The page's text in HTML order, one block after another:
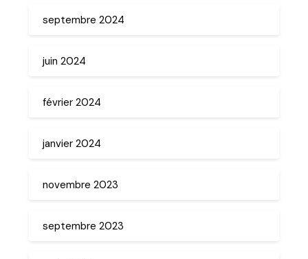
septembre 2024
juin 2024
février 2024
janvier 2024
novembre 2023
septembre 2023